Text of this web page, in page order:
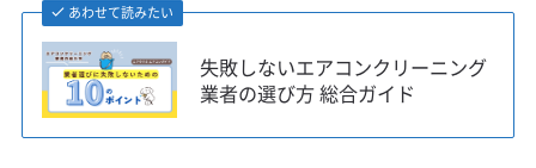
あわせて読みたい
失敗しないエアコンクリーニング
業者の選び方 総合ガイド